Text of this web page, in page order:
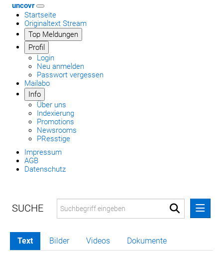
uncovr
Startseite
Originaltext Stream
Top Meldungen
Profil
Login
Neu anmelden
Passwort vergessen
Mailabo
Info
Über uns
Indexierung
Promotions
Newsrooms
PResstige
Impressum
AGB
Datenschutz
MELDUNGEN
Text Bilder Videos Dokumente